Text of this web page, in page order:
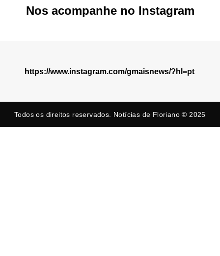
Nos acompanhe no Instagram
https://www.instagram.com/gmaisnews/?hl=pt
Todos os direitos reservados. Notícias de Floriano © 2025